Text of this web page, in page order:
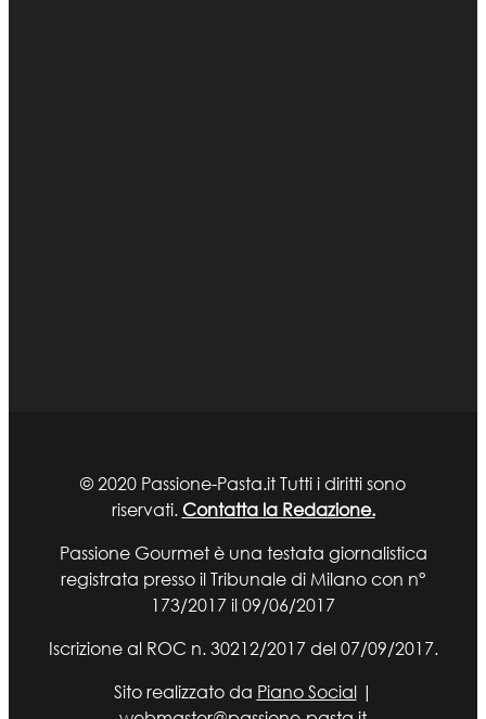
© 2020 Passione-Pasta.it Tutti i diritti sono
riservati. Contatta la Redazione.
Passione Gourmet è una testata giornalistica
registrata presso il Tribunale di Milano con n°
173/2017 il 09/06/2017
Iscrizione al ROC n. 30212/2017 del 07/09/2017.
Sito realizzato da Piano Social|